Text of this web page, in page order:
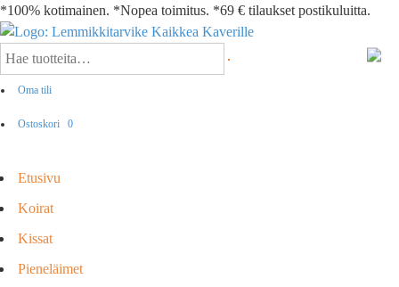
*100% kotimainen. *Nopea toimitus. *69 € tilaukset postikuluitta.
Oma tili
Ostoskori 0
Etusivu
Koirat
Kissat
Pieneläimet